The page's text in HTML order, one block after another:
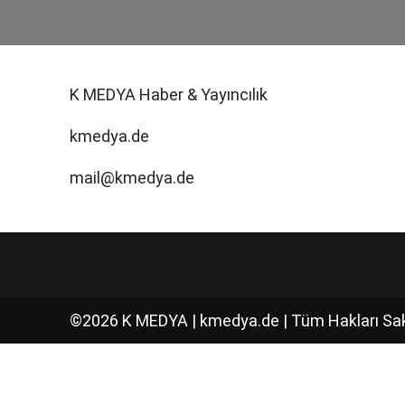
K MEDYA Haber & Yayıncılık
kmedya.de
mail@kmedya.de
©2026 K MEDYA | kmedya.de | Tüm Hakları